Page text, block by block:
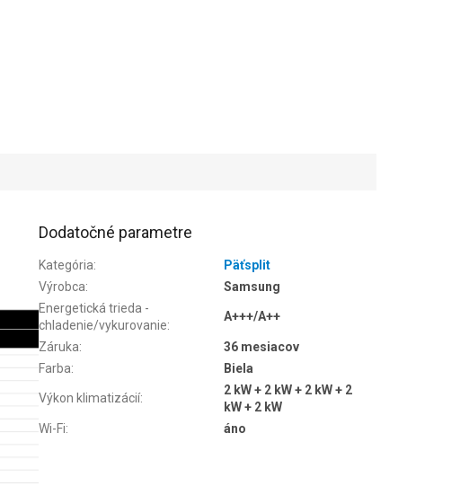
Dodatočné parametre
Kategória:
Päťsplit
Výrobca:
Samsung
Energetická trieda -
chladenie/vykurovanie:
A+++/A++
Záruka:
36 mesiacov
Farba: Biela
Výkon klimatizácií:
2 kW + 2 kW + 2 kW + 2
kW + 2 kW
Wi-Fi: áno